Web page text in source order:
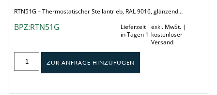
RTN51G – Thermostatischer Stellantrieb, RAL 9016, glänzend…
BPZ:RTN51G
Lieferzeit
in Tagen 1
exkl. MwSt. |
kostenloser
Versand
ZUR ANFRAGE HINZUFÜGEN